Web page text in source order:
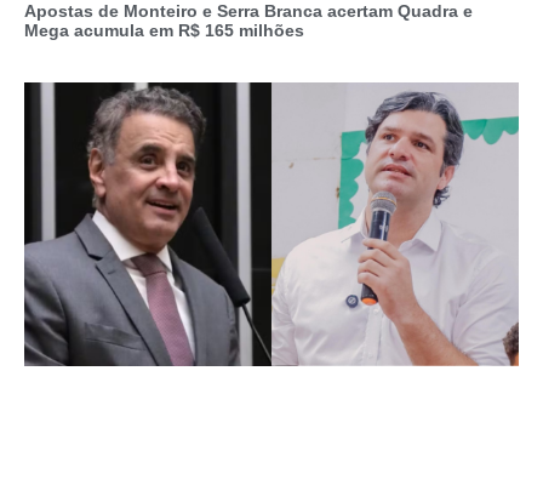
Apostas de Monteiro e Serra Branca acertam Quadra e
Mega acumula em R$ 165 milhões